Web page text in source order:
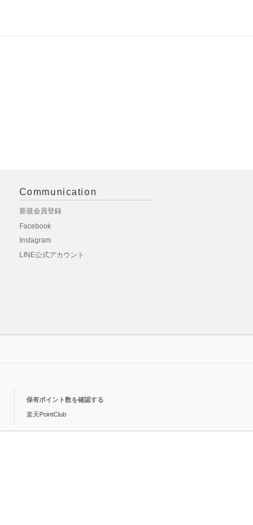
Communication
新規会員登録
Facebook
Instagram
LINE公式アカウント
保有ポイント数を確認する
楽天PointClub